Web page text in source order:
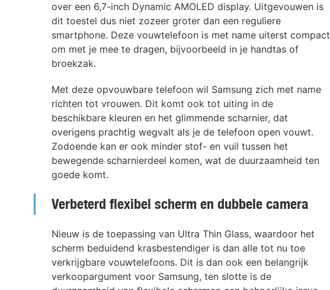
over een 6,7-inch Dynamic AMOLED display. Uitgevouwen is
dit toestel dus niet zozeer groter dan een reguliere
smartphone. Deze vouwtelefoon is met name uiterst compact
om met je mee te dragen, bijvoorbeeld in je handtas of
broekzak.
Met deze opvouwbare telefoon wil Samsung zich met name
richten tot vrouwen. Dit komt ook tot uiting in de
beschikbare kleuren en het glimmende scharnier, dat
overigens prachtig wegvalt als je de telefoon open vouwt.
Zodoende kan er ook minder stof- en vuil tussen het
bewegende scharnierdeel komen, wat de duurzaamheid ten
goede komt.
Verbeterd flexibel scherm en dubbele camera
Nieuw is de toepassing van Ultra Thin Glass, waardoor het
scherm beduidend krasbestendiger is dan alle tot nu toe
verkrijgbare vouwtelefoons. Dit is dan ook een belangrijk
verkoopargument voor Samsung, ten slotte is de